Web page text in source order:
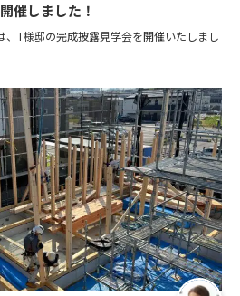
催しました！
、T様邸の完成披露見学会を開催いたしまし